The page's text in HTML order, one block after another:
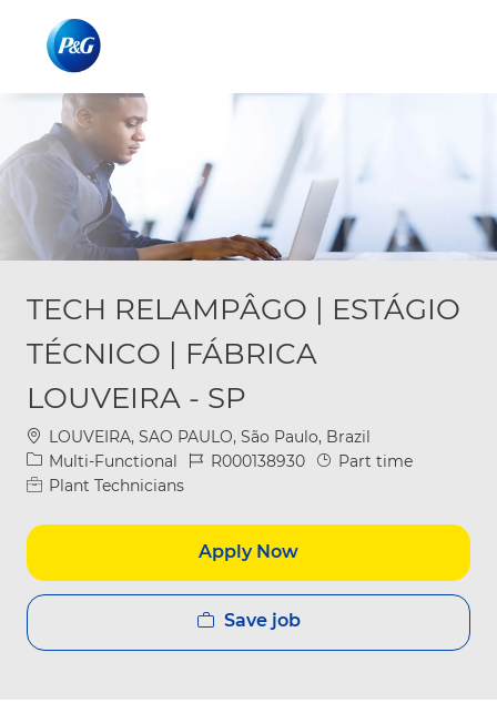
TECH RELAMPÂGO | ESTÁGIO
TÉCNICO | FÁBRICA
LOUVEIRA - SP
Location
LOUVEIRA, SAO PAULO, São Paulo, Brazil
Category
Multi-Functional Job IdR000138930 Job Type
Part time
Plant Technicians
Apply Now
Save job